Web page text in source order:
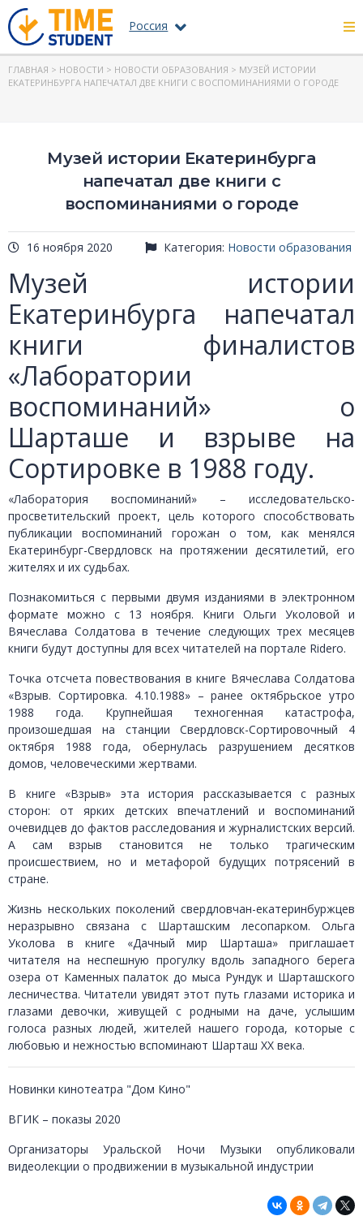
Россия
ГЛАВНАЯ > НОВОСТИ > НОВОСТИ ОБРАЗОВАНИЯ > МУЗЕЙ ИСТОРИИ
ЕКАТЕРИНБУРГА НАПЕЧАТАЛ ДВЕ КНИГИ С ВОСПОМИНАНИЯМИ О ГОРОДЕ
Музей истории Екатеринбурга
напечатал две книги с
воспоминаниями о городе
16 ноября 2020 Категория: Новости образования
Музей истории
Екатеринбурга напечатал
книги финалистов
«Лаборатории
воспоминаний» о
Шарташе и взрыве на
Сортировке в 1988 году.
«Лаборатория воспоминаний» – исследовательско-
просветительский проект, цель которого способствовать
публикации воспоминаний горожан о том, как менялся
Екатеринбург-Свердловск на протяжении десятилетий, его
жителях и их судьбах.
Познакомиться с первыми двумя изданиями в электронном
формате можно с 13 ноября. Книги Ольги Уколовой и
Вячеслава Солдатова в течение следующих трех месяцев
книги будут доступны для всех читателей на портале Ridero.
Точка отсчета повествования в книге Вячеслава Солдатова
«Взрыв. Сортировка. 4.10.1988» – ранее октябрьское утро
1988 года. Крупнейшая техногенная катастрофа,
произошедшая на станции Свердловск-Сортировочный 4
октября 1988 года, обернулась разрушением десятков
домов, человеческими жертвами.
В книге «Взрыв» эта история рассказывается с разных
сторон: от ярких детских впечатлений и воспоминаний
очевидцев до фактов расследования и журналистских версий.
А сам взрыв становится не только трагическим
происшествием, но и метафорой будущих потрясений в
стране.
Жизнь нескольких поколений свердловчан-екатеринбуржцев
неразрывно связана с Шарташским лесопарком. Ольга
Уколова в книге «Дачный мир Шарташа» приглашает
читателя на неспешную прогулку вдоль западного берега
озера от Каменных палаток до мыса Рундук и Шарташского
лесничества. Читатели увидят этот путь глазами историка и
глазами девочки, живущей с родными на даче, услышим
голоса разных людей, жителей нашего города, которые с
любовью и нежностью вспоминают Шарташ ХХ века.
Новинки кинотеатра "Дом Кино"
ВГИК – показы 2020
Организаторы Уральской Ночи Музыки опубликовали
видеолекции о продвижении в музыкальной индустрии